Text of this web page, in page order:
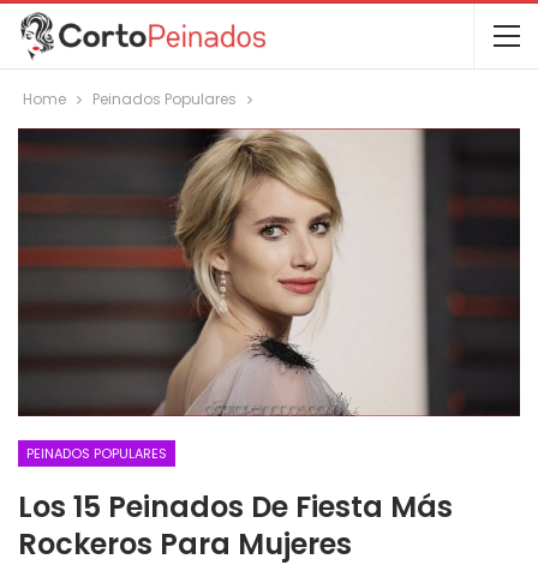
Home Peinados Populares
PEINADOS POPULARES
Los 15 Peinados De Fiesta Más
Rockeros Para Mujeres